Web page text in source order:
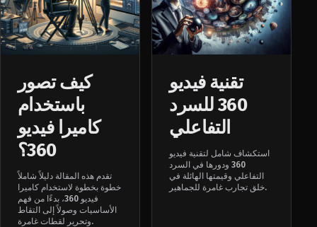
كيف تصور
باستخدام
كاميرا فيديو
360؟
تقدم هذه المقالة دليلاً شاملاً
خطوة بخطوة لاستخدام كاميرا
فيديو 360، بدءًا من فهم
الأساسيات وصولاً إلى التقاط
وتحرير لقطات غامرة.
تقنية فيديو
360 للسرد
التفاعلي
استكشاف شامل لتقنية فيديو
360 ودورها في السرد
التفاعلي وقيمتها الهائلة في
خلق تجارب غامرة للجماهير.